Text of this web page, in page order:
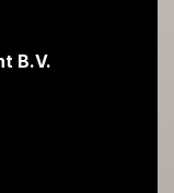
B.V.